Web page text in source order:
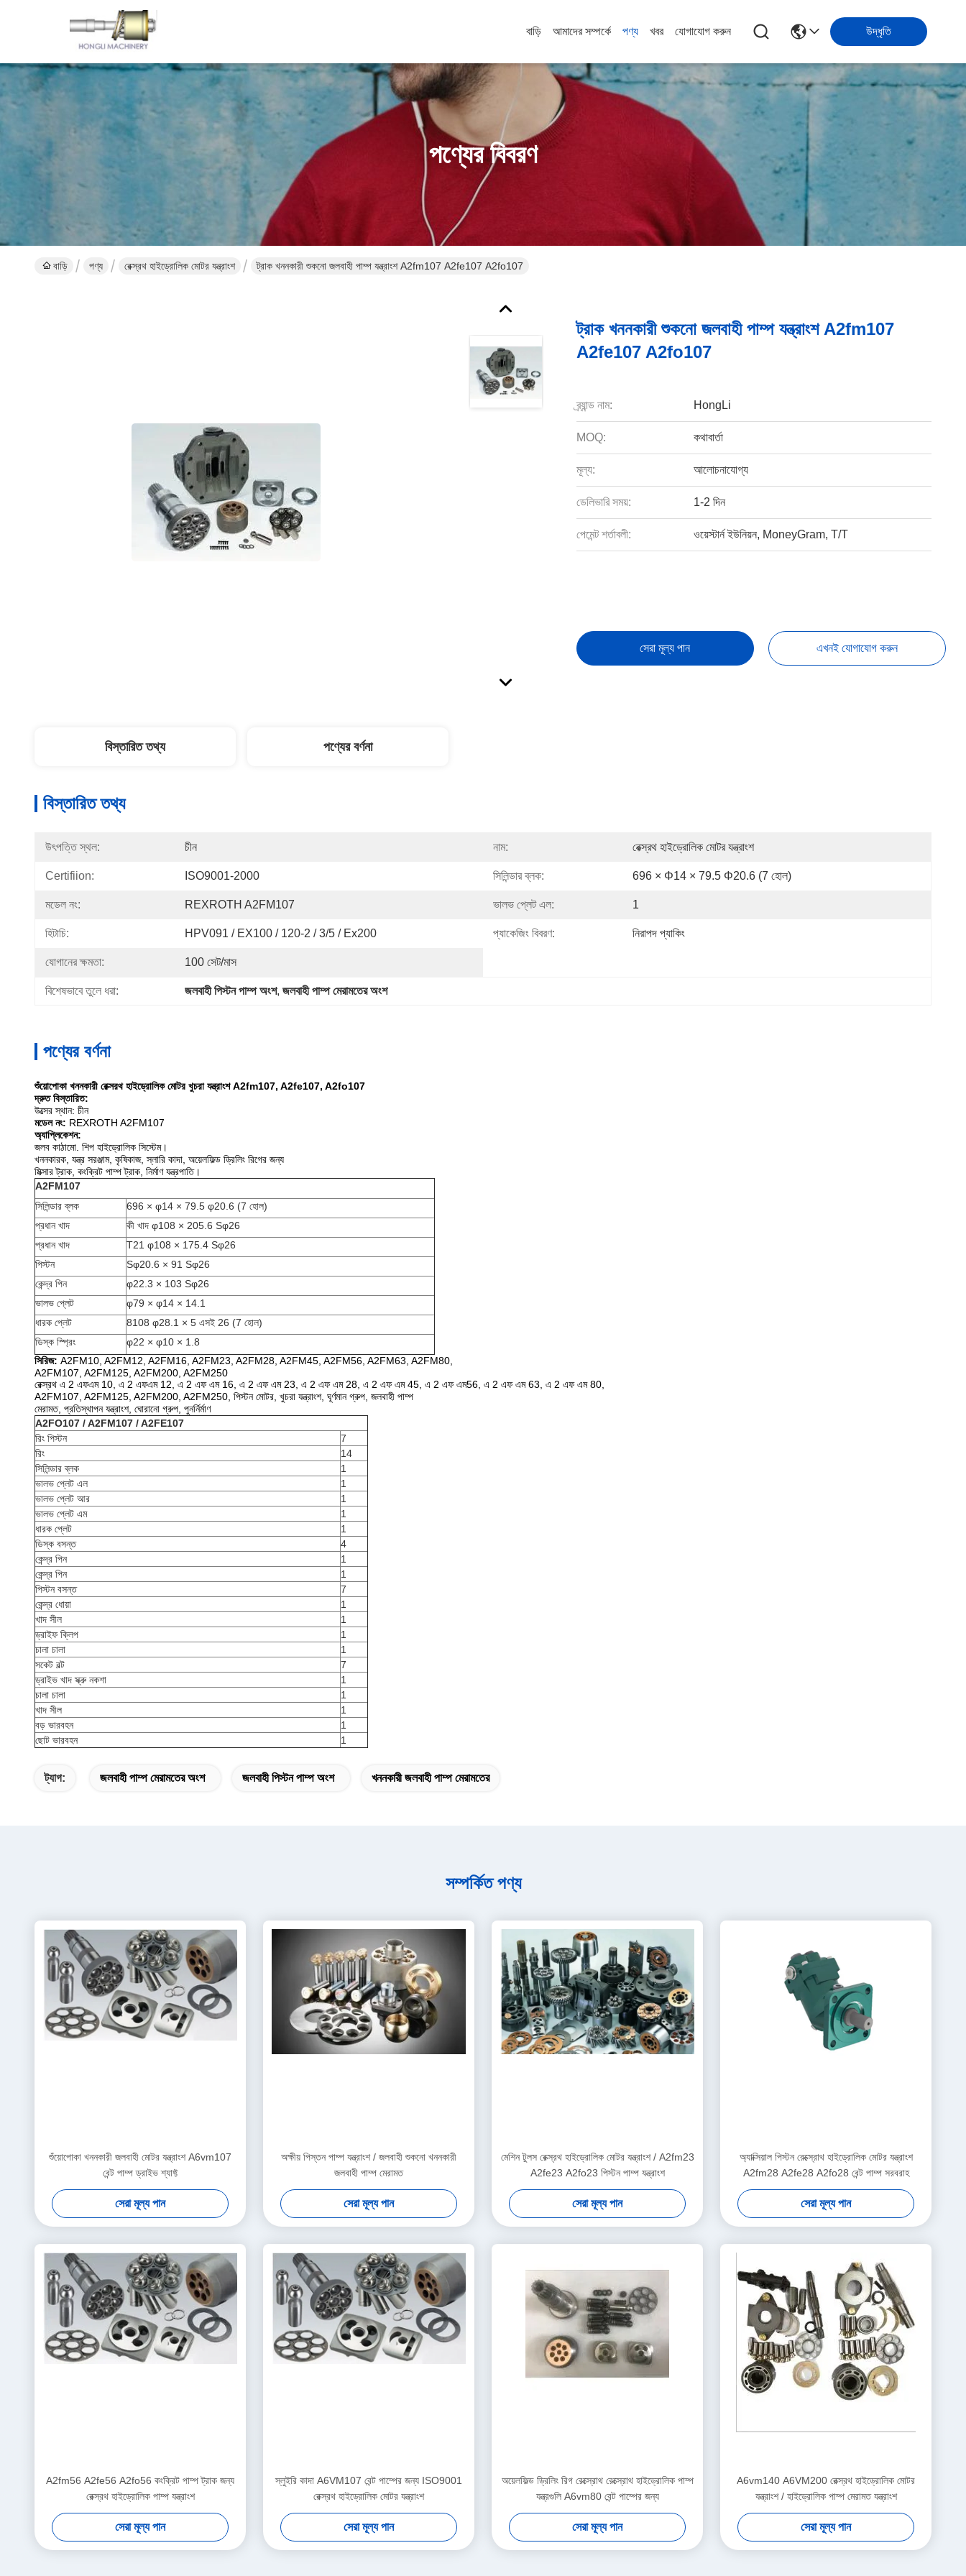
বাড়ি আমাদের সম্পর্কে পণ্য খবর যোগাযোগ করুন উদ্ধৃতি
পণ্যের বিবরণ
বাড়ি পণ্য রেক্স্রথ হাইড্রোলিক মোটর যন্ত্রাংশ ট্রাক খননকারী শুকনো জলবাহী পাম্প যন্ত্রাংশ A2fm107 A2fe107 A2fo107
ট্রাক খননকারী শুকনো জলবাহী পাম্প যন্ত্রাংশ A2fm107
A2fe107 A2fo107
ব্র্যান্ড নাম: HongLi
MOQ: কথাবার্তা
মূল্য: আলোচনাযোগ্য
ডেলিভারি সময়: 1-2 দিন
পেমেন্ট শর্তাবলী: ওয়েস্টার্ন ইউনিয়ন, MoneyGram, T/T
সেরা মূল্য পান এখনই যোগাযোগ করুন
বিস্তারিত তথ্য পণ্যের বর্ণনা
বিস্তারিত তথ্য
উৎপত্তি স্থল: চীন নাম: রেক্স্রথ হাইড্রোলিক মোটর যন্ত্রাংশ
Certifiion: ISO9001-2000 সিলিন্ডার ব্লক: 696 × Φ14 × 79.5 Φ20.6 (7 হোল)
মডেল নং: REXROTH A2FM107 ভালভ প্লেট এল: 1
হিটাচি: HPV091 / EX100 / 120-2 / 3/5 / Ex200 প্যাকেজিং বিবরণ: নিরাপদ প্যাকিং
যোগানের ক্ষমতা: 100 সেট/মাস
বিশেষভাবে তুলে ধরা: জলবাহী পিস্টন পাম্প অংশ, জলবাহী পাম্প মেরামতের অংশ
পণ্যের বর্ণনা
শুঁয়োপোকা খননকারী রেক্সরথ হাইড্রোলিক মোটর খুচরা যন্ত্রাংশ A2fm107, A2fe107, A2fo107
দ্রুত বিস্তারিত:
উত্সের স্থান: চীন
মডেল নং: REXROTH A2FM107
অ্যাপ্লিকেশন:
জলব কাঠামো. শিপ হাইড্রোলিক সিস্টেম।
খননকারক, যন্ত্র সরঞ্জাম, কৃষিকাজ, স্লারি কাদা, অয়েলফিল্ড ড্রিলিং রিগের জন্য
মিক্সার ট্রাক, কংক্রিট পাম্প ট্রাক, নির্মাণ যন্ত্রপাতি।
A2FM107
সিলিন্ডার ব্লক
696 × φ14 × 79.5 φ20.6 (7 হোল)
প্রধান খাদ
কী খাদ φ108 × 205.6 Sφ26
প্রধান খাদ
T21 φ108 × 175.4 Sφ26
পিস্টন
Sφ20.6 × 91 Sφ26
কেন্দ্র পিন
φ22.3 × 103 Sφ26
ভালভ প্লেট
φ79 × φ14 × 14.1
ধারক প্লেট
8108 φ28.1 × 5 এসই 26 (7 হোল)
ডিস্ক স্প্রিং
φ22 × φ10 × 1.8
সিরিজ: A2FM10, A2FM12, A2FM16, A2FM23, A2FM28, A2FM45, A2FM56, A2FM63, A2FM80,
A2FM107, A2FM125, A2FM200, A2FM250
রেক্স্রথ এ 2 এফএম 10, এ 2 এফএম 12, এ 2 এফ এম 16, এ 2 এফ এম 23, এ 2 এফ এম 28, এ 2 এফ এম 45, এ 2 এফ এম56, এ 2 এফ এম 63, এ 2 এফ এম 80,
A2FM107, A2FM125, A2FM200, A2FM250, পিস্টন মোটর, খুচরা যন্ত্রাংশ, ঘূর্ণমান গ্রুপ, জলবাহী পাম্প
মেরামত, প্রতিস্থাপন যন্ত্রাংশ, ঘোরানো গ্রুপ, পুনর্নির্মাণ
A2FO107 / A2FM107 / A2FE107
রিং পিস্টন
7
রিং
14
সিলিন্ডার ব্লক
1
ভালভ প্লেট এল
1
ভালভ প্লেট আর
1
ভালভ প্লেট এম
1
ধারক প্লেট
1
ডিস্ক বসন্ত
4
কেন্দ্র পিন
1
কেন্দ্র পিন
1
পিস্টন বসন্ত
7
কেন্দ্র ধোয়া
1
খাদ সীল
1
ড্রাইফ ক্লিপ
1
চালা চালা
1
সকেট বল্ট
7
ড্রাইভ খাদ স্ক্রু নকশা
1
চালা চালা
1
খাদ সীল
1
বড় ভারবহন
1
ছোট ভারবহন
1
ট্যাগ: জলবাহী পাম্প মেরামতের অংশ জলবাহী পিস্টন পাম্প অংশ খননকারী জলবাহী পাম্প মেরামতের
সম্পর্কিত পণ্য
শুঁয়োপোকা খননকারী জলবাহী মোটর যন্ত্রাংশ A6vm107
বেন্ট পাম্প ড্রাইভ শ্যাফ্ট
সেরা মূল্য পান
অক্ষীয় পিস্তন পাম্প যন্ত্রাংশ / জলবাহী শুকনো খননকারী
জলবাহী পাম্প মেরামত
সেরা মূল্য পান
মেশিন টুলস রেক্স্রথ হাইড্রোলিক মোটর যন্ত্রাংশ / A2fm23
A2fe23 A2fo23 পিস্টন পাম্প যন্ত্রাংশ
সেরা মূল্য পান
অ্যাক্সিয়াল পিস্টন রেক্স্রোথ হাইড্রোলিক মোটর যন্ত্রাংশ
A2fm28 A2fe28 A2fo28 বেন্ট পাম্প সরবরাহ
সেরা মূল্য পান
A2fm56 A2fe56 A2fo56 কংক্রিট পাম্প ট্রাক জন্য
রেক্স্রথ হাইড্রোলিক পাম্প যন্ত্রাংশ
সেরা মূল্য পান
স্লুইরি কাদা A6VM107 বেন্ট পাম্পের জন্য ISO9001
রেক্স্রথ হাইড্রোলিক মোটর যন্ত্রাংশ
সেরা মূল্য পান
অয়েলফিল্ড ড্রিলিং রিগ রেক্স্রোথ রেক্স্রোথ হাইড্রোলিক পাম্প
যন্ত্রগুলি A6vm80 বেন্ট পাম্পের জন্য
সেরা মূল্য পান
A6vm140 A6VM200 রেক্স্রথ হাইড্রোলিক মোটর
যন্ত্রাংশ / হাইড্রোলিক পাম্প মেরামত যন্ত্রাংশ
সেরা মূল্য পান